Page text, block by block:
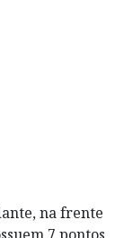
na frente